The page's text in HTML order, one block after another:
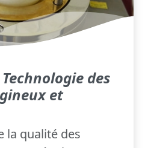
des
et
la qualité des